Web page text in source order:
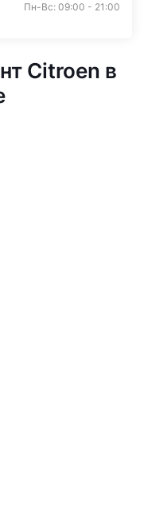
Пн-Вс: 09:00 - 21:00
Citroen в